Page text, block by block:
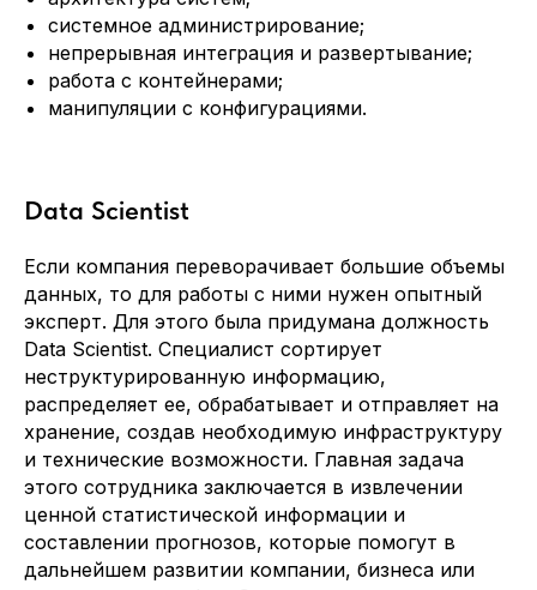
системное администрирование;
непрерывная интеграция и развертывание;
работа с контейнерами;
манипуляции с конфигурациями.
Data Scientist
Если компания переворачивает большие объемы
данных, то для работы с ними нужен опытный
эксперт. Для этого была придумана должность
Data Scientist. Специалист сортирует
неструктурированную информацию,
распределяет ее, обрабатывает и отправляет на
хранение, создав необходимую инфраструктуру
и технические возможности. Главная задача
этого сотрудника заключается в извлечении
ценной статистической информации и
составлении прогнозов, которые помогут в
дальнейшем развитии компании, бизнеса или